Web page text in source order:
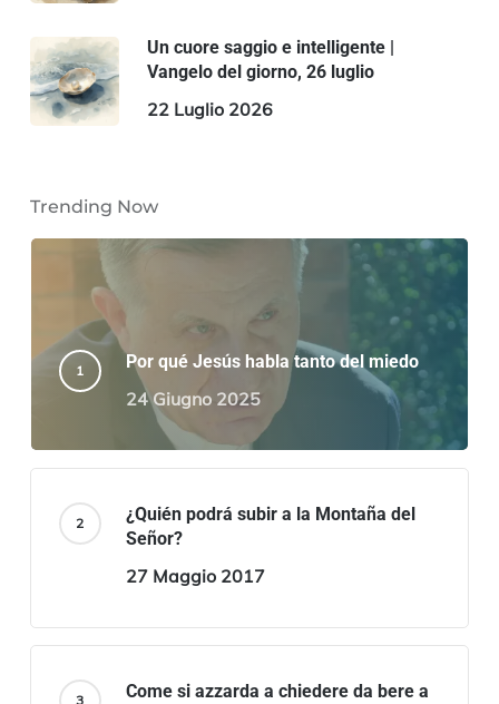
Un cuore saggio e intelligente |
Vangelo del giorno, 26 luglio
22 Luglio 2026
Trending Now
Por qué Jesús habla tanto del miedo
24 Giugno 2025
¿Quién podrá subir a la Montaña del
Señor?
27 Maggio 2017
Come si azzarda a chiedere da bere a